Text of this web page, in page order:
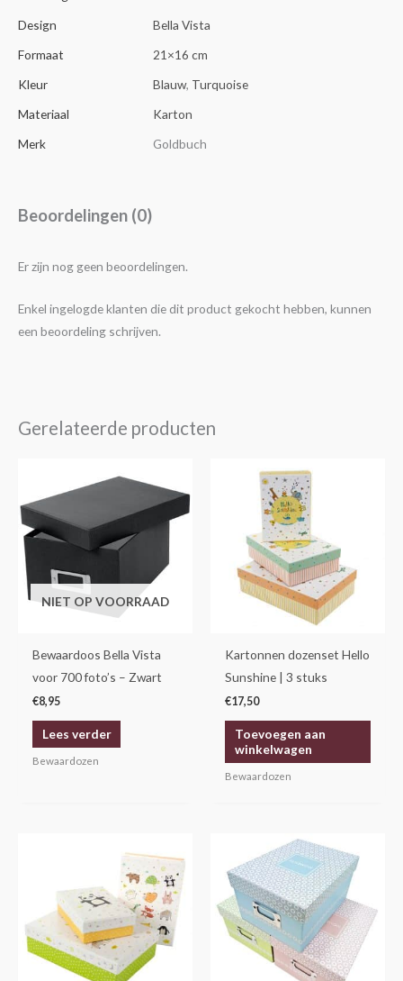
Design
Bella Vista
Formaat
21×16 cm
Kleur
Blauw, Turquoise
Materiaal
Karton
Merk
Goldbuch
Beoordelingen (0)
Er zijn nog geen beoordelingen.
Enkel ingelogde klanten die dit product gekocht hebben, kunnen
een beoordeling schrijven.
Gerelateerde producten
NIET OP VOORRAAD
Bewaardoos Bella Vista
voor 700 foto’s – Zwart
€8,95
Lees verder
Bewaardozen
Kartonnen dozenset Hello
Sunshine | 3 stuks
€17,50
Toevoegen aan
winkelwagen
Bewaardozen
product
heeft
meerdere
variaties.
Deze